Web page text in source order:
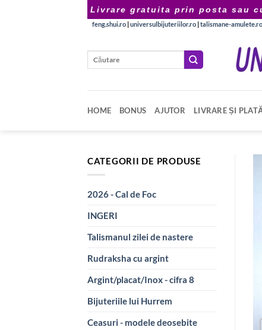
Livrare gratuita prin posta sau
feng.shui.ro|universulbijuteriilor.ro|talismane-amulete.ro
Caută
HOME BONUS AJUTOR LIVRARE ȘI
CATEGORII DE PRODUSE
2026 - Cal de Foc
INGERI
Talismanul zilei de nastere
Rudraksha cu argint
Argint/placat/Inox - cifra 8
Bijuteriile lui Hurrem
Ceasuri - modele deosebite